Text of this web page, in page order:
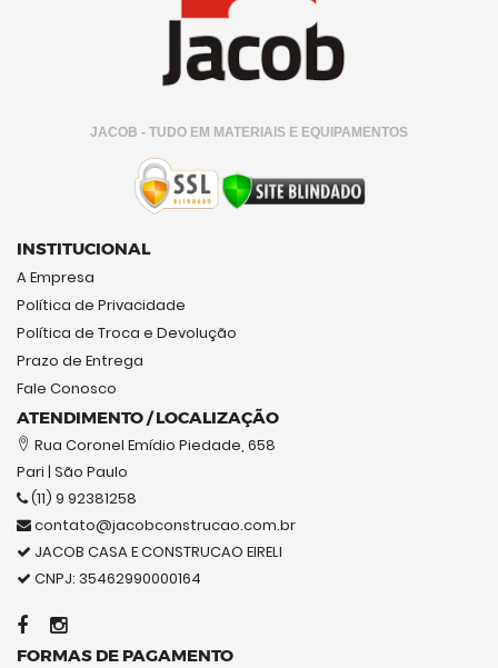
JACOB - TUDO EM MATERIAIS E EQUIPAMENTOS
INSTITUCIONAL
A Empresa
Política de Privacidade
Política de Troca e Devolução
Prazo de Entrega
Fale Conosco
ATENDIMENTO / LOCALIZAÇÃO
Rua Coronel Emídio Piedade, 658
Pari | São Paulo
(11) 9 92381258
contato@jacobconstrucao.com.br
JACOB CASA E CONSTRUCAO EIRELI
CNPJ: 35462990000164
FORMAS DE PAGAMENTO